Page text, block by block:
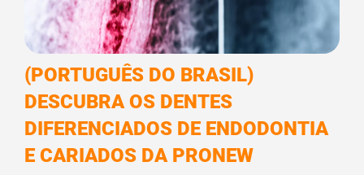
(PORTUGUÊS DO BRASIL)
DESCUBRA OS DENTES
DIFERENCIADOS DE ENDODONTIA
E CARIADOS DA PRONEW